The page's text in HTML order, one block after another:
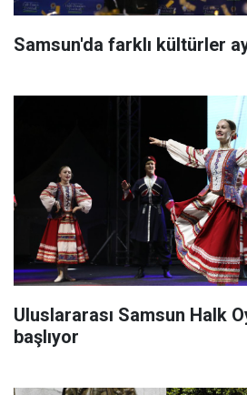
Samsun'da farklı kültürler
Uluslararası Samsun Halk
başlıyor